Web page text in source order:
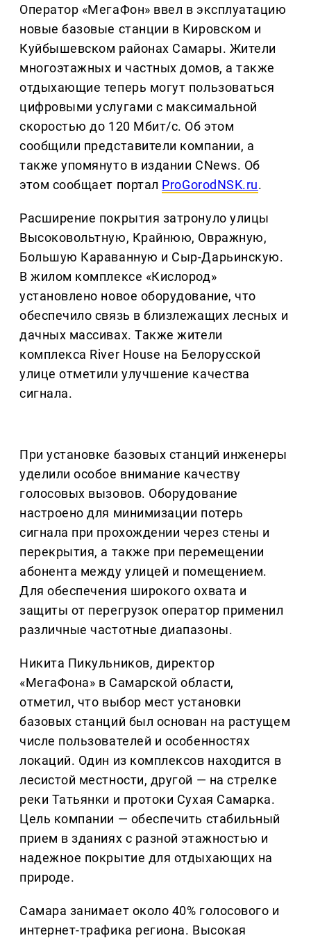
Оператор «МегаФон» ввел в эксплуатацию
новые базовые станции в Кировском и
Куйбышевском районах Самары. Жители
многоэтажных и частных домов, а также
отдыхающие теперь могут пользоваться
цифровыми услугами с максимальной
скоростью до 120 Мбит/с. Об этом
сообщили представители компании, а
также упомянуто в издании CNews. Об
этом сообщает портал ProGorodNSK.ru.
Расширение покрытия затронуло улицы
Высоковольтную, Крайнюю, Овражную,
Большую Караванную и Сыр-Дарьинскую.
В жилом комплексе «Кислород»
установлено новое оборудование, что
обеспечило связь в близлежащих лесных и
дачных массивах. Также жители
комплекса River House на Белорусской
улице отметили улучшение качества
сигнала.
При установке базовых станций инженеры
уделили особое внимание качеству
голосовых вызовов. Оборудование
настроено для минимизации потерь
сигнала при прохождении через стены и
перекрытия, а также при перемещении
абонента между улицей и помещением.
Для обеспечения широкого охвата и
защиты от перегрузок оператор применил
различные частотные диапазоны.
Никита Пикульников, директор
«МегаФона» в Самарской области,
отметил, что выбор мест установки
базовых станций был основан на растущем
числе пользователей и особенностях
локаций. Один из комплексов находится в
лесистой местности, другой — на стрелке
реки Татьянки и протоки Сухая Самарка.
Цель компании — обеспечить стабильный
прием в зданиях с разной этажностью и
надежное покрытие для отдыхающих на
природе.
Самара занимает около 40% голосового и
интернет-трафика региона. Высокая